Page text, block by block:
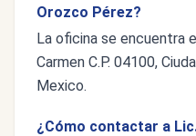
Orozco Pérez?
La oficina se encuentra
Carmen C.P. 04100,
Mexico.
¿Cómo contactar a